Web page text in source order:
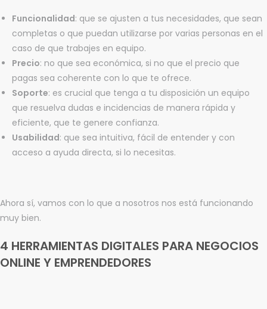
Funcionalidad: que se ajusten a tus necesidades, que sean
completas o que puedan utilizarse por varias personas en el
caso de que trabajes en equipo.
Precio: no que sea económica, si no que el precio que
pagas sea coherente con lo que te ofrece.
Soporte: es crucial que tenga a tu disposición un equipo
que resuelva dudas e incidencias de manera rápida y
eficiente, que te genere confianza.
Usabilidad: que sea intuitiva, fácil de entender y con
acceso a ayuda directa, si lo necesitas.
Ahora sí, vamos con lo que a nosotros nos está funcionando
muy bien.
4 HERRAMIENTAS DIGITALES PARA NEGOCIOS
ONLINE Y EMPRENDEDORES